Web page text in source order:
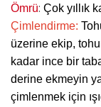
Ömrü: Çok yıllık
Çimlendirme:
üzerine ekip,
kadar ince bir
derine ekmeyin
çimlenmek için